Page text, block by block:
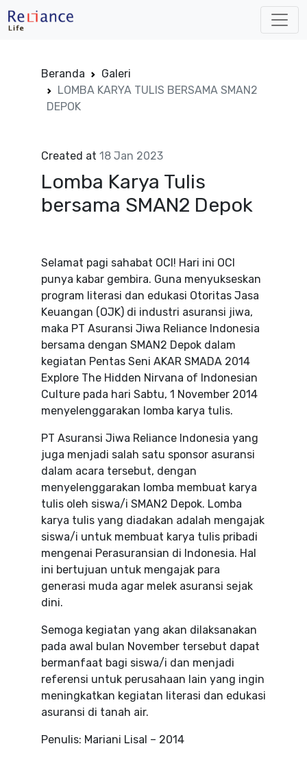
Beranda
Galeri
LOMBA KARYA TULIS BERSAMA SMAN2
DEPOK
Created at 18 Jan 2023
Lomba Karya Tulis
bersama SMAN2 Depok
Selamat pagi sahabat OCI! Hari ini OCI
punya kabar gembira. Guna menyukseskan
program literasi dan edukasi Otoritas Jasa
Keuangan (OJK) di industri asuransi jiwa,
maka PT Asuransi Jiwa Reliance Indonesia
bersama dengan SMAN2 Depok dalam
kegiatan Pentas Seni AKAR SMADA 2014
Explore The Hidden Nirvana of Indonesian
Culture pada hari Sabtu, 1 November 2014
menyelenggarakan lomba karya tulis.
PT Asuransi Jiwa Reliance Indonesia yang
juga menjadi salah satu sponsor asuransi
dalam acara tersebut, dengan
menyelenggarakan lomba membuat karya
tulis oleh siswa/i SMAN2 Depok. Lomba
karya tulis yang diadakan adalah mengajak
siswa/i untuk membuat karya tulis pribadi
mengenai Perasuransian di Indonesia. Hal
ini bertujuan untuk mengajak para
generasi muda agar melek asuransi sejak
dini.
Semoga kegiatan yang akan dilaksanakan
pada awal bulan November tersebut dapat
bermanfaat bagi siswa/i dan menjadi
referensi untuk perusahaan lain yang ingin
meningkatkan kegiatan literasi dan edukasi
asuransi di tanah air.
Penulis: Mariani Lisal – 2014